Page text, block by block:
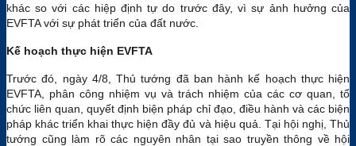
khác so với các hiệp định tự do trước đây, vì sự ảnh hưởng của
EVFTA với sự phát triển của đất nước.
Kế hoạch thực hiện EVFTA
Trước đó, ngày 4/8, Thủ tướng đã ban hành kế hoạch thực hiện
EVFTA, phân công nhiệm vụ và trách nhiệm của các cơ quan, tổ
chức liên quan, quyết định biện pháp chỉ đạo, điều hành và các biện
pháp khác triển khai thực hiện đầy đủ và hiệu quả. Tại hội nghị, Thủ
tướng cũng làm rõ các nguyên nhân tại sao truyền thông về hội